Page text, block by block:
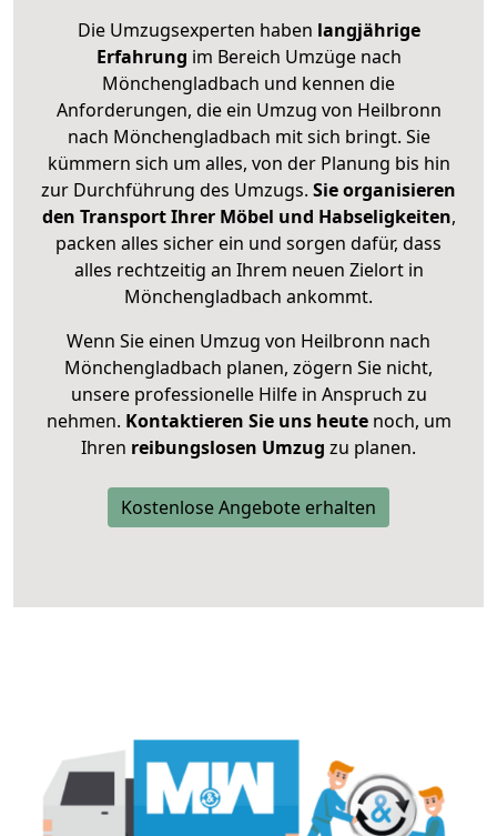
Die Umzugsexperten haben langjährige
Erfahrung im Bereich Umzüge nach
Mönchengladbach und kennen die
Anforderungen, die ein Umzug von Heilbronn
nach Mönchengladbach mit sich bringt. Sie
kümmern sich um alles, von der Planung bis hin
zur Durchführung des Umzugs. Sie organisieren
den Transport Ihrer Möbel und Habseligkeiten,
packen alles sicher ein und sorgen dafür, dass
alles rechtzeitig an Ihrem neuen Zielort in
Mönchengladbach ankommt.
Wenn Sie einen Umzug von Heilbronn nach
Mönchengladbach planen, zögern Sie nicht,
unsere professionelle Hilfe in Anspruch zu
nehmen. Kontaktieren Sie uns heutenoch, um
Ihren reibungslosen Umzug zu planen.
Kostenlose Angebote erhalten